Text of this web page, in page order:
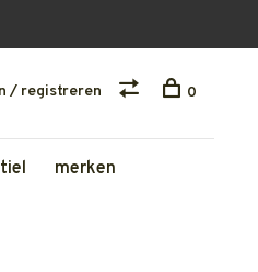
merken
/ registreren 0